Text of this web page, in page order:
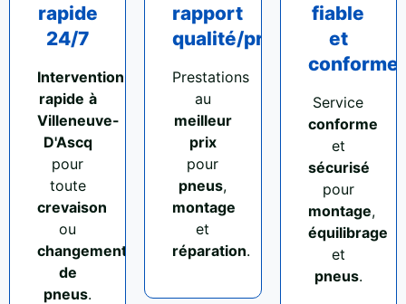
rapide
24/7
Intervention
rapide à
Villeneuve-
D'Ascq
pour
toute
crevaison
ou
changement
de
pneus.
rapport
qualité/prix
Prestations
au
meilleur
prix
pour
pneus,
montage
et
réparation.
fiable
et
conforme
Service
conforme
et
sécurisé
pour
montage,
équilibrage
et
pneus.